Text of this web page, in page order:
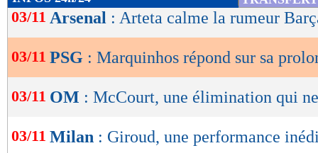
de
OK
03/11 Arsenal : Arteta calme la rumeur
03/11 PSG : Marquinhos répond sur sa
03/11 OM : McCourt, une élimination qui ne
03/11 Milan : Giroud, une performance